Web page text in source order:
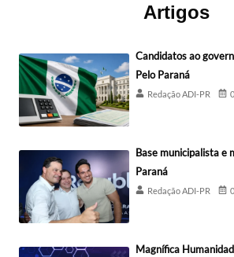
Artigos
Candidatos ao
Pelo Paraná
Redação ADI-PR
Base municipalista e
Paraná
Redação ADI-PR
Magnífica